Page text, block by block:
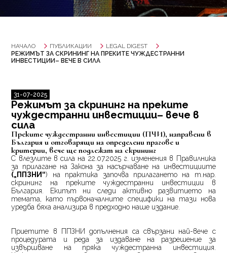
НАЧАЛО ПУБЛИКАЦИИ
LEGAL DIGEST
РЕЖИМЪТ ЗА СКРИНИНГ НА ПРЕКИТЕ ЧУЖДЕСТРАННИ
ИНВЕСТИЦИИ– ВЕЧЕ В СИЛА
31-07-2025
Режимът за скрининг на преките
чуждестранни инвестиции– вече в
сила
Преките чуждестранни инвестиции (ПЧИ), направени в
България и отговарящи на определени прагове и
критерии, вече ще подлежат на скрининг
С влезлите в сила на 22.07.2025 г. изменения в Правилника
за прилагане на Закона за насърчаване на инвестициите
(„ППЗНИ“) на практика започва прилагането на т.нар.
скрининг на преките чуждестранни инвестиции в
България. Екипът ни следи активно развитието на
темата, като първоначалните специфики на тази нова
уредба бяха анализира в предходно наше издание.
Приетите в ППЗНИ допълнения са свързани най-вече с
процедурата и реда за издаване на разрешение за
извършване на пряка чуждестранна инвестиция.